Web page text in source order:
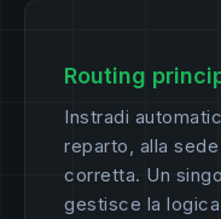
Routing
Instradi
reparto, alla
corretta. Un
gestisce la